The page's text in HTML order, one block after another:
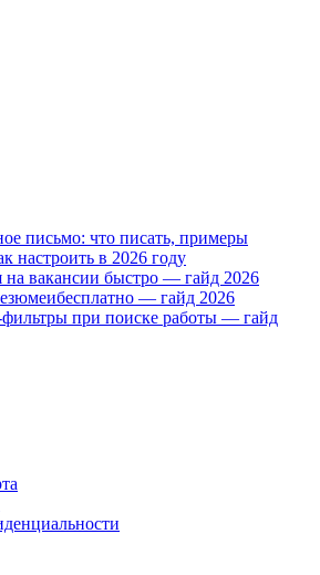
письмо: что писать, примеры
настроить в 2026 году
на вакансии быстро — гайд 2026
— гайд 2026
при поиске работы — гайд